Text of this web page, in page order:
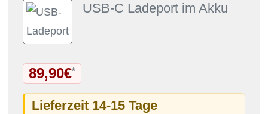
USB-C Ladeport im Akku
89,90€*
Lieferzeit 14-15 Tage